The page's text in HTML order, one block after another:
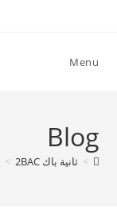
Menu
Blog
> ثانية باك 2BAC >